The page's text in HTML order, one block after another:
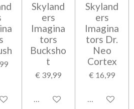
mij op de hoogte
Skyland
ers
Imagina
tors
Bucksho
t
€ 39,99
In winkelwagen
Skyland
ers
Imagina
tors Dr.
Neo
Cortex
€ 16,99
In